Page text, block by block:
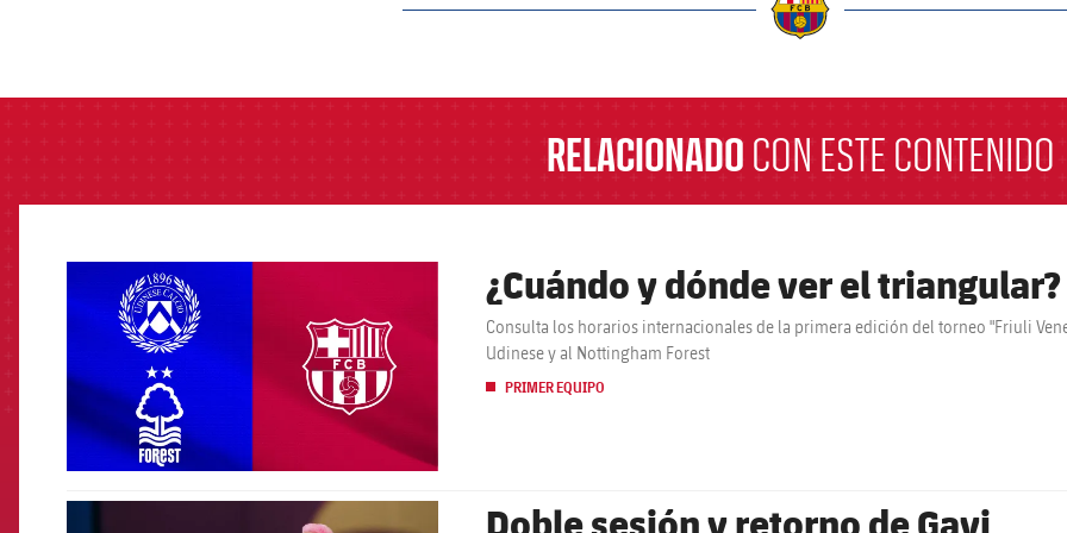
RELACIONADO CON ESTE CONTENIDO
FCB Barcelona badge ¿Cuándo y dónde ver el triangular?
Consulta los horarios internacionales de la primera edición del torneo "Friuli
Udinese y al Nottingham Forest
PRIMER EQUIPO
Doble sesión y retorno de Gavi